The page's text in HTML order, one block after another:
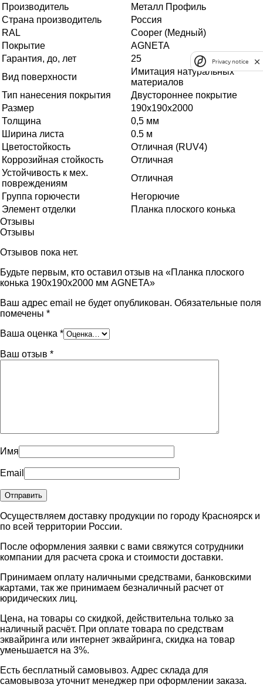
Производитель
Металл Профиль
Страна производитель
Россия
RAL
Cooper (Медный)
Покрытие
AGNETA
Гарантия, до, лет
25
Вид поверхности
Имитация натуральных
материалов
Тип нанесения покрытия
Двустороннее покрытие
Размер
190х190х2000
Толщина
0,5 мм
Ширина листа
0.5 м
Цветостойкость
Отличная (RUV4)
Коррозийная стойкость
Отличная
Устойчивость к мех.
повреждениям
Отличная
Группа горючести
Негорючие
Элемент отделки
Планка плоского конька
Отзывы
Отзывы
Отзывов пока нет.
Будьте первым, кто оставил отзыв на «Планка плоского
конька 190х190х2000 мм AGNETA»
Ваш адрес email не будет опубликован. Обязательные поля
помечены *
Ваша оценка *
Ваш отзыв *
Имя
Email
Осуществляем доставку продукции по городу Красноярск и
по всей территории России.
После оформления заявки с вами свяжутся сотрудники
компании для расчета срока и стоимости доставки.
Принимаем оплату наличными средствами, банковскими
картами, так же принимаем безналичный расчет от
юридических лиц.
Цена, на товары со скидкой, действительна только за
наличный расчёт. При оплате товара по средствам
эквайринга или интернет эквайринга, скидка на товар
уменьшается на 3%.
Есть бесплатный самовывоз. Адрес склада для
самовывоза уточнит менеджер при оформлении заказа.
Privacy notice